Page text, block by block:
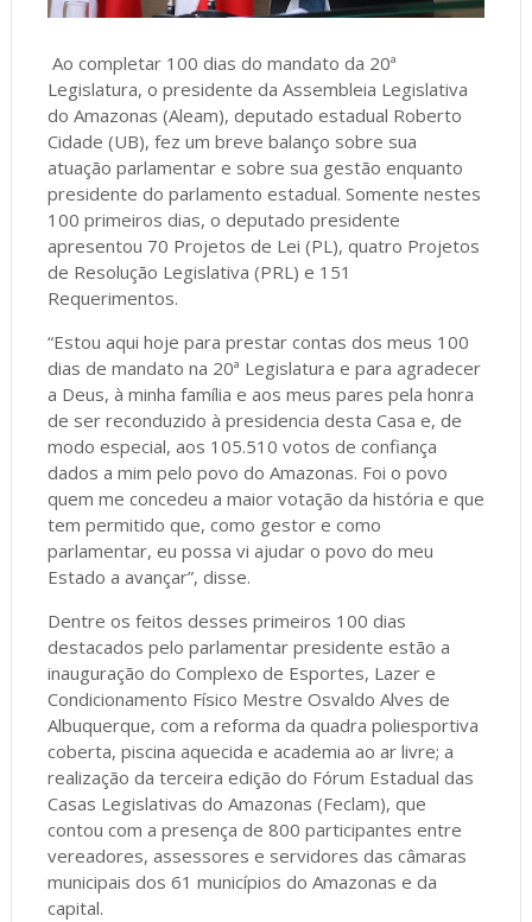
Ao completar 100 dias do mandato da 20ª
Legislatura, o presidente da Assembleia Legislativa
do Amazonas (Aleam), deputado estadual Roberto
Cidade (UB), fez um breve balanço sobre sua
atuação parlamentar e sobre sua gestão enquanto
presidente do parlamento estadual. Somente nestes
100 primeiros dias, o deputado presidente
apresentou 70 Projetos de Lei (PL), quatro Projetos
de Resolução Legislativa (PRL) e 151
Requerimentos.
“Estou aqui hoje para prestar contas dos meus 100
dias de mandato na 20ª Legislatura e para agradecer
a Deus, à minha família e aos meus pares pela honra
de ser reconduzido à presidencia desta Casa e, de
modo especial, aos 105.510 votos de confiança
dados a mim pelo povo do Amazonas. Foi o povo
quem me concedeu a maior votação da história e que
tem permitido que, como gestor e como
parlamentar, eu possa vi ajudar o povo do meu
Estado a avançar”, disse.
Dentre os feitos desses primeiros 100 dias
destacados pelo parlamentar presidente estão a
inauguração do Complexo de Esportes, Lazer e
Condicionamento Físico Mestre Osvaldo Alves de
Albuquerque, com a reforma da quadra poliesportiva
coberta, piscina aquecida e academia ao ar livre; a
realização da terceira edição do Fórum Estadual das
Casas Legislativas do Amazonas (Feclam), que
contou com a presença de 800 participantes entre
vereadores, assessores e servidores das câmaras
municipais dos 61 municípios do Amazonas e da
capital.